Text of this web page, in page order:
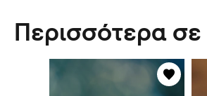
Περισσότερα σε